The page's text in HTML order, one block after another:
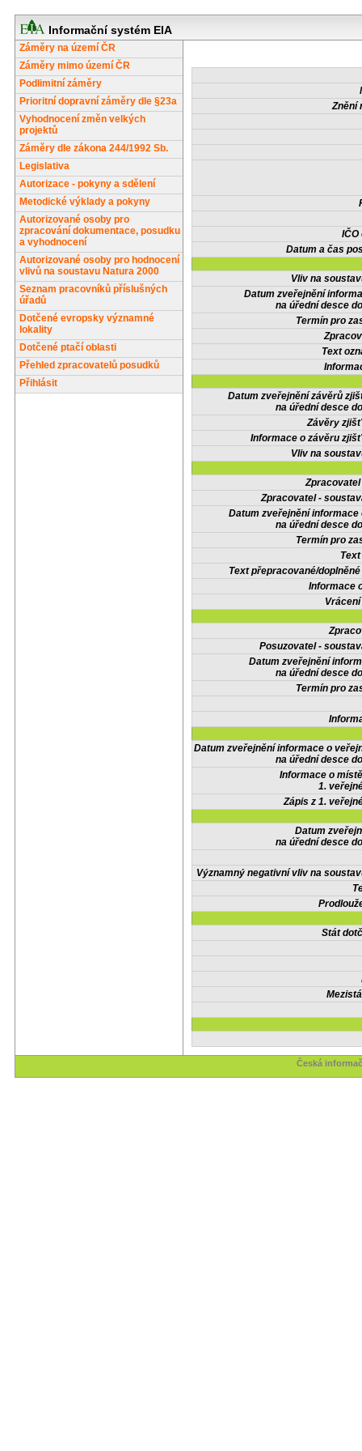
Informační systém EIA
Záměry na území ČR
Záměry mimo území ČR
Podlimitní záměry
Prioritní dopravní záměry dle §23a
Vyhodnocení změn velkých
projektů
Záměry dle zákona 244/1992 Sb.
Legislativa
Autorizace - pokyny a sdělení
Metodické výklady a pokyny
Autorizované osoby pro
zpracování dokumentace, posudku
a vyhodnocení
Autorizované osoby pro hodnocení
vlivů na soustavu Natura 2000
Seznam pracovníků příslušných
úřadů
Dotčené evropsky významné
lokality
Dotčené ptačí oblasti
Přehled zpracovatelů posudků
Přihlásit
Znění
IČO
Datum a čas
Vliv na
Datum zveřejnění
na úřední desce
Termín pro
Text
Datum zveřejnění závěrů
na úřední desce
Závěry
Informace o závěru
Vliv na
Zpracovatel -
Datum zveřejnění informace
na úřední desce
Termín pro
Text přepracované/
Informace
Posuzovatel -
Datum zveřejnění
na úřední desce
Termín pro
Datum zveřejnění informace o
na úřední desce
Informace o
1.
Zápis z 1.
Datum
na úřední desce
Významný negativní vliv na
Stát
Česká